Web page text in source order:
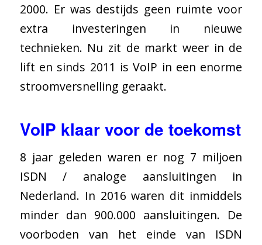
2000. Er was destijds geen ruimte voor
extra investeringen in nieuwe
technieken. Nu zit de markt weer in de
lift en sinds 2011 is VoIP in een enorme
stroomversnelling geraakt.
VoIP klaar voor de toekomst
8 jaar geleden waren er nog 7 miljoen
ISDN / analoge aansluitingen in
Nederland. In 2016 waren dit inmiddels
minder dan 900.000 aansluitingen. De
voorboden van het einde van ISDN